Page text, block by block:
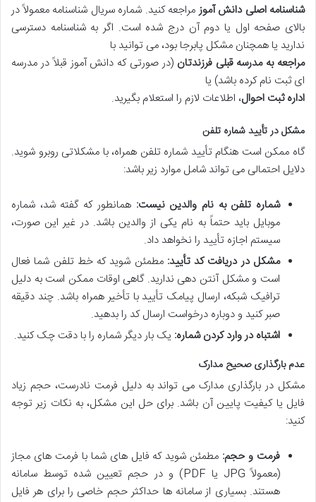
شناسنامه اصلی دانش آموزمراجعه کنید. شماره سریال شناسنامه معمولاً در
بالای صفحه اول یا دوم آن درج شده است. اگر به شناسنامه دسترسی
ندارید یا همچنان مشکل پابرجا بود، می توانید با
مراجعه به مدرسه قبلی فرزندتان (در صورتی که دانش آموز قبلاً در مدرسه
ای ثبت نام کرده باشد) یا
اداره ثبت احوال، اطلاعات لازم را استعلام بگیرید.
مشکل در تأیید شماره تلفن
گاه ممکن است هنگام تأیید شماره تلفن همراه، با مشکلاتی روبرو شوید.
دلایل احتمالی می تواند شامل موارد زیر باشد:
شماره تلفن به نام والدین نیست: همانطور که گفته شد، شماره
موبایل باید حتماً به نام یکی از والدین باشد. در غیر این صورت،
سیستم اجازه تأیید را نخواهد داد.
مشکل در دریافت کد تأیید: مطمئن شوید که خط تلفن شما فعال
است و مشکل آنتن دهی ندارید. گاهی اوقات ممکن است به دلیل
ترافیک شبکه، ارسال پیامک تأیید با تأخیر همراه باشد. چند دقیقه
صبر کنید و دوباره درخواست ارسال کد را بدهید.
اشتباه در وارد کردن شماره: یک بار دیگر شماره را با دقت چک کنید.
عدم بارگذاری صحیح مدارک
مشکل در بارگذاری مدارک می تواند به دلیل فرمت نادرست، حجم زیاد
فایل یا کیفیت پایین آن باشد. برای حل این مشکل، به نکات زیر توجه
کنید:
فرمت و حجم: مطمئن شوید که فایل های شما با فرمت های مجاز
(معمولاً JPG یا PDF) و در حجم تعیین شده توسط سامانه
هستند. بسیاری از سامانه ها حداکثر حجم خاصی را برای هر فایل